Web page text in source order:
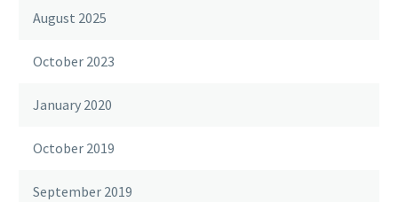
August 2025
October 2023
January 2020
October 2019
September 2019